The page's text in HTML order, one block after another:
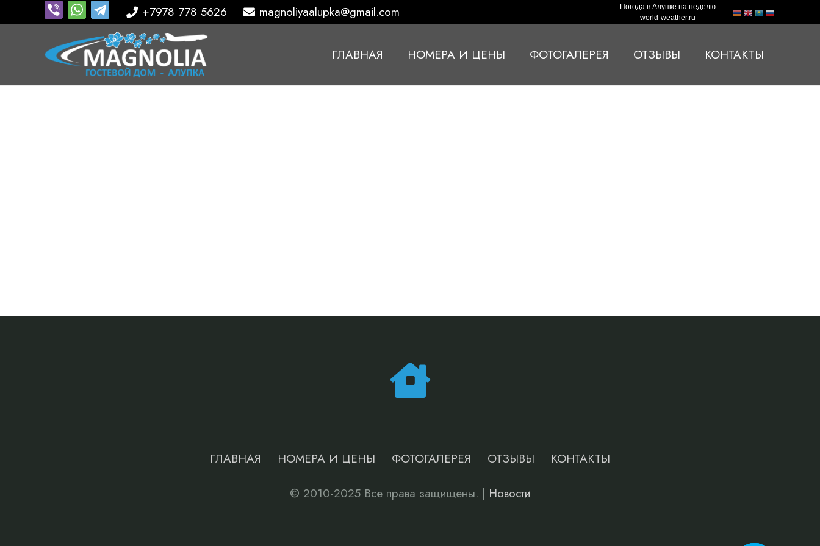
+7978 778 5626 magnoliyaalupka@gmail.com
Погода в Алупке на неделю
world-weather.ru
ГЛАВНАЯ НОМЕРА И ЦЕНЫ ФОТОГАЛЕРЕЯ ОТЗЫВЫ КОНТАКТЫ
ГЛАВНАЯ НОМЕРА И ЦЕНЫ ФОТОГАЛЕРЕЯ ОТЗЫВЫ КОНТАКТЫ
© 2010-2025 Все права защищены. | Новости